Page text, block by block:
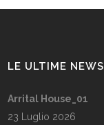
LE ULTIME NEWS
Arrital House_01
23 Luglio 2026